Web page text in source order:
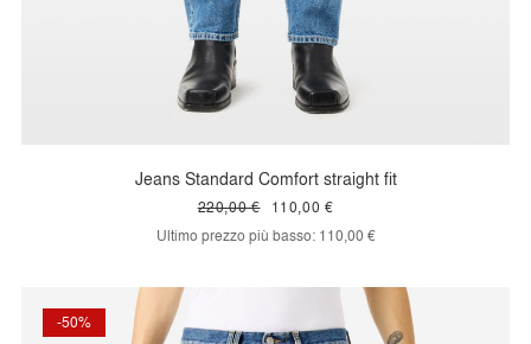
Jeans Standard Comfort straight fit
110,00 €
220,00 €
Ultimo prezzo più basso: 110,00 €
-50%